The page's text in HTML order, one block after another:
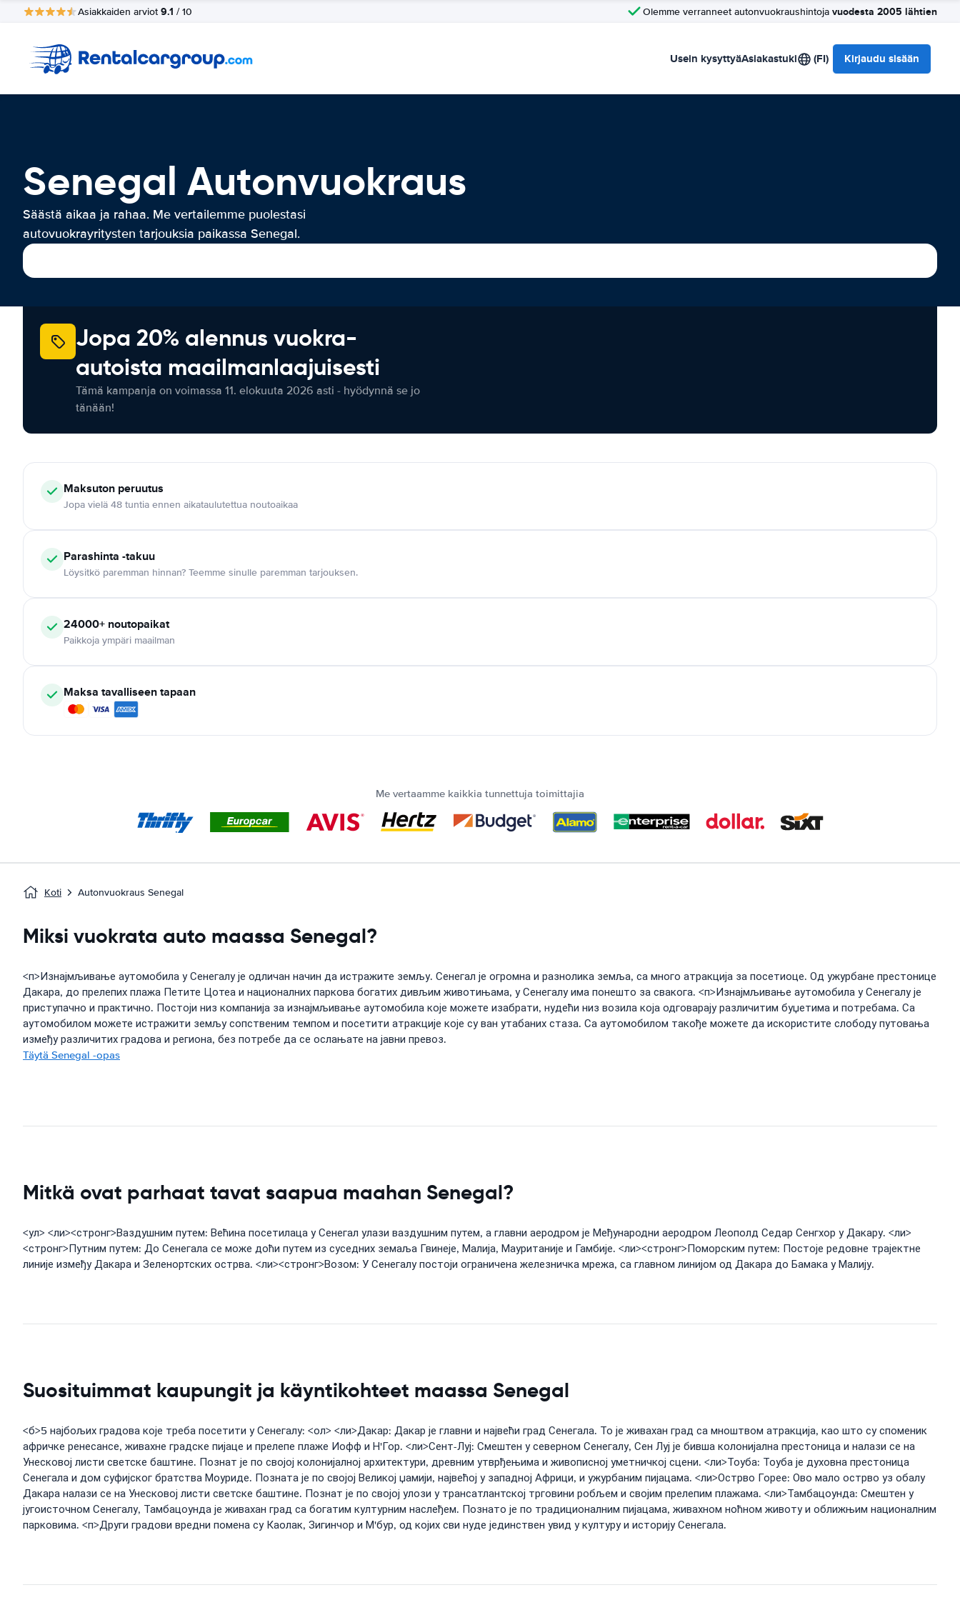
Asiakkaiden arviot 9.1 / 10 Olemme verranneet autonvuokraushintoja vuodesta 2005 lähtien
Usein kysyttyäAsiakastuki (FI) Kirjaudu sisään
Senegal Autonvuokraus
Säästä aikaa ja rahaa. Me vertailemme puolestasi
autovuokrayritysten tarjouksia paikassa Senegal.
Jopa 20% alennus vuokra-
autoista maailmanlaajuisesti
Tämä kampanja on voimassa 11. elokuuta 2026 asti - hyödynnä se jo
tänään!
Maksuton peruutus
Jopa vielä 48 tuntia ennen aikataulutettua noutoaikaa
Parashinta -takuu
Löysitkö paremman hinnan? Teemme sinulle paremman tarjouksen.
24000+ noutopaikat
Paikkoja ympäri maailman
Maksa tavalliseen tapaan
Me vertaamme kaikkia tunnettuja toimittajia
Koti Autonvuokraus Senegal
Miksi vuokrata auto maassa Senegal?
<п>Изнајмљивање аутомобила у Сенегалу је одличан начин да истражите земљу. Сенегал је огромна и разнолика земља, са много атракција за посетиоце. Од ужурбане престонице
Дакара, до прелепих плажа Петите Цотеа и националних паркова богатих дивљим животињама, у Сенегалу има понешто за свакога. <п>Изнајмљивање аутомобила у Сенегалу је
приступачно и практично. Постоји низ компанија за изнајмљивање аутомобила које можете изабрати, нудећи низ возила која одговарају различитим буџетима и потребама. Са
аутомобилом можете истражити земљу сопственим темпом и посетити атракције које су ван утабаних стаза. Са аутомобилом такође можете да искористите слободу путовања
између различитих градова и региона, без потребе да се ослањате на јавни превоз.
Täytä Senegal -opas
Mitkä ovat parhaat tavat saapua maahan Senegal?
<ул> <ли><стронг>Ваздушним путем: Већина посетилаца у Сенегал улази ваздушним путем, а главни аеродром је Међународни аеродром Леополд Седар Сенгхор у Дакару. <ли>
<стронг>Путним путем: До Сенегала се може доћи путем из суседних земаља Гвинеје, Малија, Мауританије и Гамбије. <ли><стронг>Поморским путем: Постоје редовне трајектне
линије између Дакара и Зеленортских острва. <ли><стронг>Возом: У Сенегалу постоји ограничена железничка мрежа, са главном линијом од Дакара до Бамака у Малију.
Suosituimmat kaupungit ja käyntikohteet maassa Senegal
<б>5 најбољих градова које треба посетити у Сенегалу: <ол> <ли>Дакар: Дакар је главни и највећи град Сенегала. То је живахан град са мноштвом атракција, као што су споменик
афричке ренесансе, живахне градске пијаце и прелепе плаже Иофф и Н'Гор. <ли>Сент-Луј: Смештен у северном Сенегалу, Сен Луј је бивша колонијална престоница и налази се на
Унесковој листи светске баштине. Познат је по својој колонијалној архитектури, древним утврђењима и живописној уметничкој сцени. <ли>Тоуба: Тоуба је духовна престоница
Сенегала и дом суфијског братства Моуриде. Позната је по својој Великој џамији, највећој у западној Африци, и ужурбаним пијацама. <ли>Острво Горее: Ово мало острво уз обалу
Дакара налази се на Унесковој листи светске баштине. Познат је по својој улози у трансатлантској трговини робљем и својим прелепим плажама. <ли>Тамбацоунда: Смештен у
југоисточном Сенегалу, Тамбацоунда је живахан град са богатим културним наслеђем. Познато је по традиционалним пијацама, живахном ноћном животу и оближњим националним
парковима. <п>Други градови вредни помена су Каолак, Зигинчор и М'бур, од којих сви нуде јединствен увид у културу и историју Сенегала.